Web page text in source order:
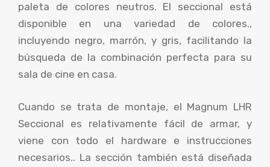
paleta de colores neutros. El seccional está
disponible en una variedad de colores.,
incluyendo negro, marrón, y gris, facilitando la
búsqueda de la combinación perfecta para su
sala de cine en casa.
Cuando se trata de montaje, el Magnum LHR
Seccional es relativamente fácil de armar, y
viene con todo el hardware e instrucciones
necesarios.. La sección también está diseñada